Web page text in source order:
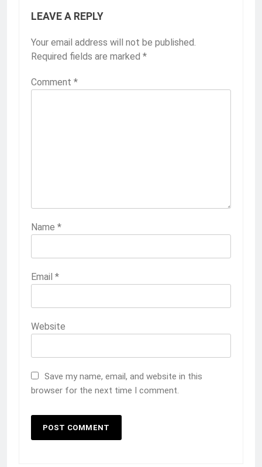
LEAVE A REPLY
Your email address will not be published.
Required fields are marked *
Comment *
Name *
Email *
Website
Save my name, email, and website in this
browser for the next time I comment.